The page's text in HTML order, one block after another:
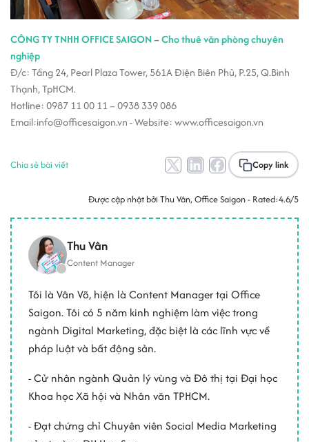
CÔNG TY TNHH OFFICE SAIGON–Cho thuê văn phòng chuyên
nghiệp
Đ/c: Tầng 24, Pearl Plaza Tower, 561A Điện Biên Phủ, P.25, Q.Bình
Thạnh, TpHCM.
Hotline: 0987 11 00 11 – 0938 339 086
Email:info@officesaigon.vn - Website: www.officesaigon.vn
Chia sẻ bài viết Copy link
Được cập nhật bởi Thu Vân, Office Saigon - Rated:4.6/5
Thu Vân
Content Manager
Tôi là Vân Võ, hiện là Content Manager tại Office
Saigon. Tôi có 5 năm kinh nghiệm làm việc trong
ngành Digital Marketing, đặc biệt là các lĩnh vực về
pháp luật và bất động sản.
- Cử nhân ngành Quản lý vùng và Đô thị tại Đại học
Khoa học Xã hội và Nhân văn TPHCM.
- Đạt chứng chỉ Chuyên viên Social Media Marketing